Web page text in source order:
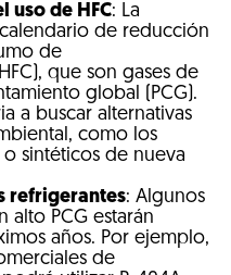
uso de HFC: La
de reducción
de
que son gases de
global (PCG).
a buscar alternativas
como los
sintéticos de nueva
refrigerantes: Algunos
alto PCG estarán
años. Por ejemplo,
de